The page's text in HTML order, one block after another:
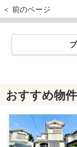
＜ 前のページ
おすすめ物件